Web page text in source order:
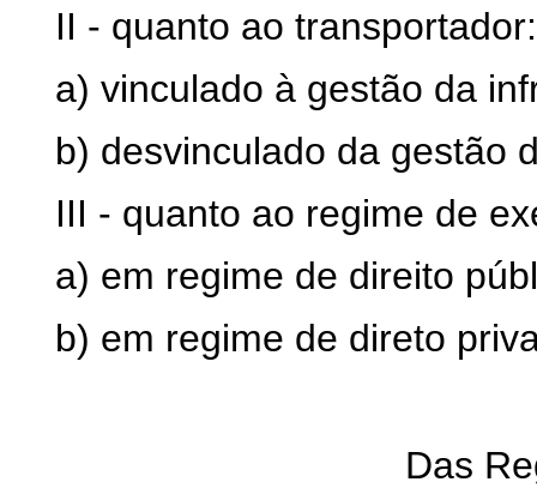
II - quanto ao transportador:
a) vinculado à gestão da
b) desvinculado da gestão
III - quanto ao regime de
a) em regime de direito
b) em regime de direto
Das